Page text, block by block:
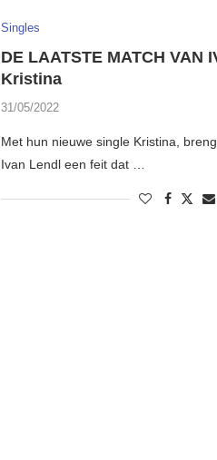
Singles
DE LAATSTE MATCH VAN
Kristina
31/05/2022
Met hun nieuwe single Kristina,
Ivan Lendl een feit dat …